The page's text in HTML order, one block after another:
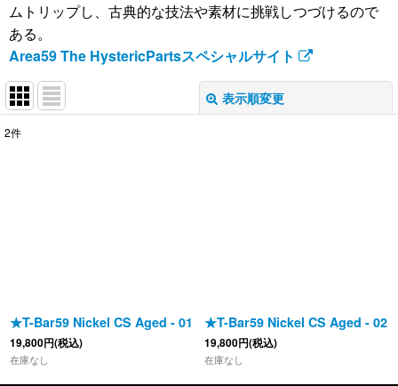
ムトリップし、古典的な技法や素材に挑戦しつづけるので
ある。
Area59 The HystericPartsスペシャルサイト
表示順変更
2件
★T-Bar59 Nickel CS Aged - 01
19,800円(税込)
在庫なし
★T-Bar59 Nickel CS Aged - 02
19,800円(税込)
在庫なし